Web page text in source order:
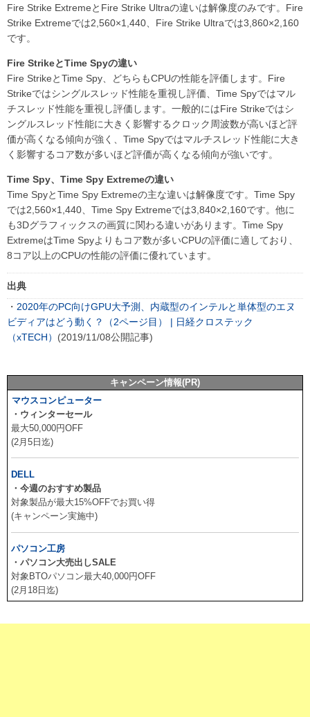
Fire Strike ExtremeとFire Strike Ultraの違いは解像度のみです。Fire
Strike Extremeでは2,560×1,440、Fire Strike Ultraでは3,860×2,160
です。
Fire StrikeとTime Spyの違い
Fire StrikeとTime Spy、どちらもCPUの性能を評価します。Fire
Strikeではシングルスレッド性能を重視し評価、Time Spyではマル
チスレッド性能を重視し評価します。一般的にはFire Strikeではシ
ングルスレッド性能に大きく影響するクロック周波数が高いほど評
価が高くなる傾向が強く、Time Spyではマルチスレッド性能に大き
く影響するコア数が多いほど評価が高くなる傾向が強いです。
Time Spy、Time Spy Extremeの違い
Time SpyとTime Spy Extremeの主な違いは解像度です。Time Spy
では2,560×1,440、Time Spy Extremeでは3,840×2,160です。他に
も3Dグラフィックスの画質に関わる違いがあります。Time Spy
ExtremeはTime Spyよりもコア数が多いCPUの評価に適しており、
8コア以上のCPUの性能の評価に優れています。
出典
・ 2020年のPC向けGPU大予測、内蔵型のインテルと単体型のエヌ
ビディアはどう動く？（2ページ目） | 日経クロステック
（xTECH） (2019/11/08公開記事)
キャンペーン情報(PR)
マウスコンピューター
・ウィンターセール
最大50,000円OFF
(2月5日迄)
DELL
・今週のおすすめ製品
対象製品が最大15%OFFでお買い得
(キャンペーン実施中)
パソコン工房
・パソコン大売出しSALE
対象BTOパソコン最大40,000円OFF
(2月18日迄)